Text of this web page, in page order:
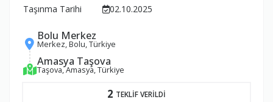
Taşınma Tarihi
02.10.2025
Bolu Merkez
Merkez, Bolu, Türkiye
Amasya Taşova
Taşova, Amasya, Türkiye
2 TEKLİF VERİLDİ